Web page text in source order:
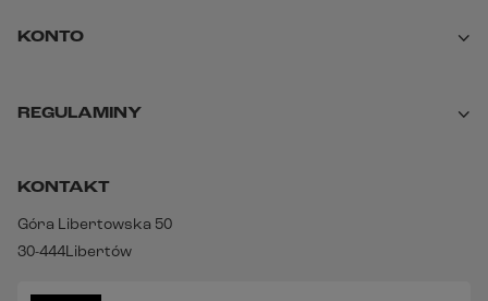
KONTO
REGULAMINY
KONTAKT
Góra Libertowska 50
30-444Libertów